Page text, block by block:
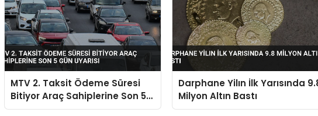
MTV 2. Taksit Ödeme Süresi
Bitiyor Araç Sahiplerine Son 5
Gün Uyarısı
Darphane Yilın İlk Yarısında
Milyon Altın Bastı